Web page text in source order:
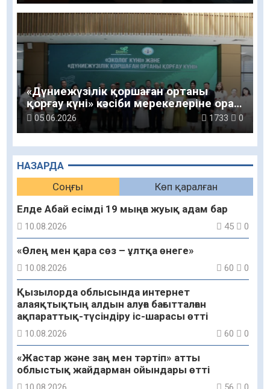
НАЗАРДА
Соңғы
Көп қаралған
Елде Абай есімді 19 мыңға жуық адам бар
10.08.2026 45 0
«Өлең мен қара сөз – ұлтқа өнеге»
10.08.2026 60 0
Қызылорда облысында интернет
алаяқтықтың алдын алуға бағытталған
ақпараттық-түсіндіру іс-шарасы өтті
10.08.2026 60 0
«Жастар және заң мен тәртіп» атты
облыстық жайдарман ойындары өтті
«Дүниежүзілік қоршаған ортаны
қорғау күні» кәсіби мерекелеріне орай
сала мамандары марапатталды
05.06.2026 1733 0